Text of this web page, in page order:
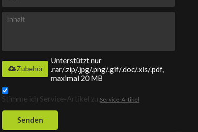
Unterstützt nur
.rar/.zip/.jpg/.png/.gif/.doc/.xls/.pdf,
maximal 20 MB
Zubehör
Stimme ich Service-Artikel zu, Service-Artikel
Senden